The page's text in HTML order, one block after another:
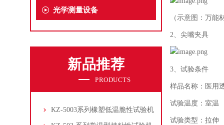
光学测量设备
新品推荐
PRODUCTS
KZ-5003系列橡塑低温脆性试验机
（示意图：万能
2、 尖嘴夹具
3、 试验条件
样品名称：医用
试验温度：室温
试验类型：拉伸